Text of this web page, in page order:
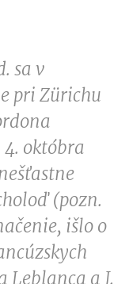
sa v
pri Zürichu
4. októbra
(pozn.
išlo o
Leblanca a J.